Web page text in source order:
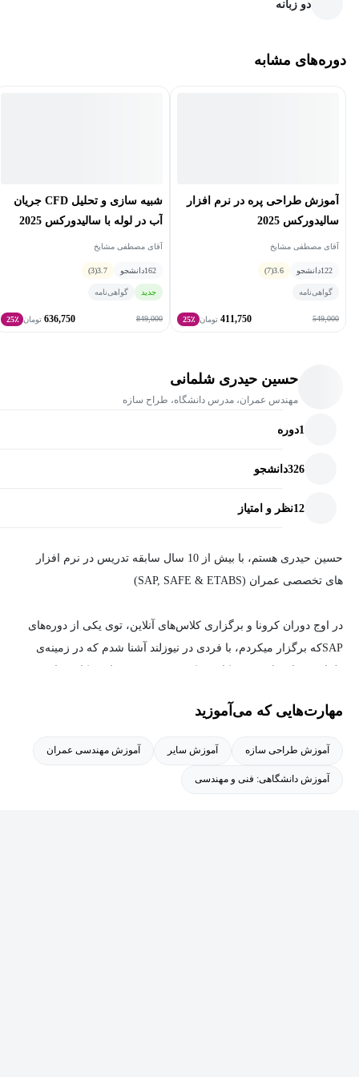
دو زبانه
دوره‌های مشابه
آموزش طراحی پره در نرم افزار
سالیدورکس 2025
آقای مصطفی مشایخ
122دانشجو 3.6
(7)
گواهی‌نامه
549,000
411,750 تومان 25٪
شبیه سازی و تحلیل CFD جریان
آب در لوله با سالیدورکس 2025
آقای مصطفی مشایخ
162دانشجو 3.7
(3)
جدید گواهی‌نامه
849,000
636,750 تومان 25٪
حسین حیدری شلمانی
مهندس عمران، مدرس دانشگاه، طراح سازه
1دوره
326دانشجو
12نظر و امتیاز
حسین حیدری هستم، با بیش از 10 سال سابقه تدریس در نرم افزار
های تخصصی عمران (SAP, SAFE & ETABS)
در اوج دوران کرونا و برگزاری کلاس‌های آنلاین، توی یکی از دوره‌های
SAPکه برگزار میکردم، با فردی در نیوزلند آشنا شدم که در زمینه‌ی
نمی‌دونستم تصمیمی که اون روز گرفتم، جرقه‌ای خواهد شد که
به رشدی در دنیا داره.
مهارت‌هایی که می‌آموزید
آموزش طراحی سازه آموزش سایر آموزش مهندسی عمران
آموزش دانشگاهی: فنی و مهندسی